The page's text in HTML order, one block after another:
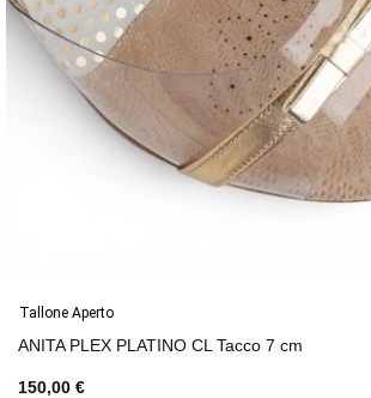
Tallone Aperto
ANITA PLEX PLATINO CL Tacco 7 cm
150,00 €